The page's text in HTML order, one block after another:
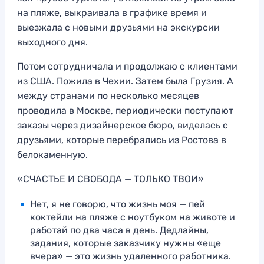
на пляже, выкраивала в графике время и
выезжала с новыми друзьями на экскурсии
выходного дня.
Потом сотрудничала и продолжаю с клиентами
из США. Пожила в Чехии. Затем была Грузия. А
между странами по несколько месяцев
проводила в Москве, периодически поступают
заказы через дизайнерское бюро, виделась с
друзьями, которые перебрались из Ростова в
белокаменную.
«СЧАСТЬЕ И СВОБОДА — ТОЛЬКО ТВОИ»
Нет, я не говорю, что жизнь моя — пей
коктейли на пляже с ноутбуком на животе и
работай по два часа в день. Дедлайны,
задания, которые заказчику нужны «еще
вчера» — это жизнь удаленного работника.